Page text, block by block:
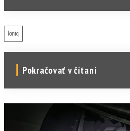
Ioniq
Pokračovať v čítaní